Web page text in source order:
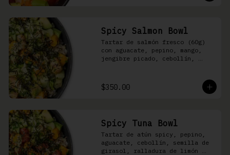
Spicy Salmon Bowl
Tartar de salmón fresco (60g)
con aguacate, pepino, mango,
jengibre picado, cebollín,
shari
$350.00
Spicy Tuna Bowl
Tartar de atún spicy, pepino,
aguacate, cebollín, semilla de
girasol, ralladura de limón